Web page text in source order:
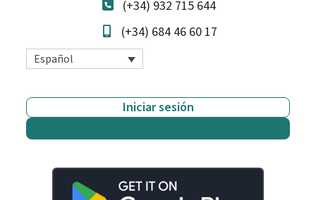
(+34) 932 715 644
(+34) 684 46 60 17
Español
Iniciar sesión